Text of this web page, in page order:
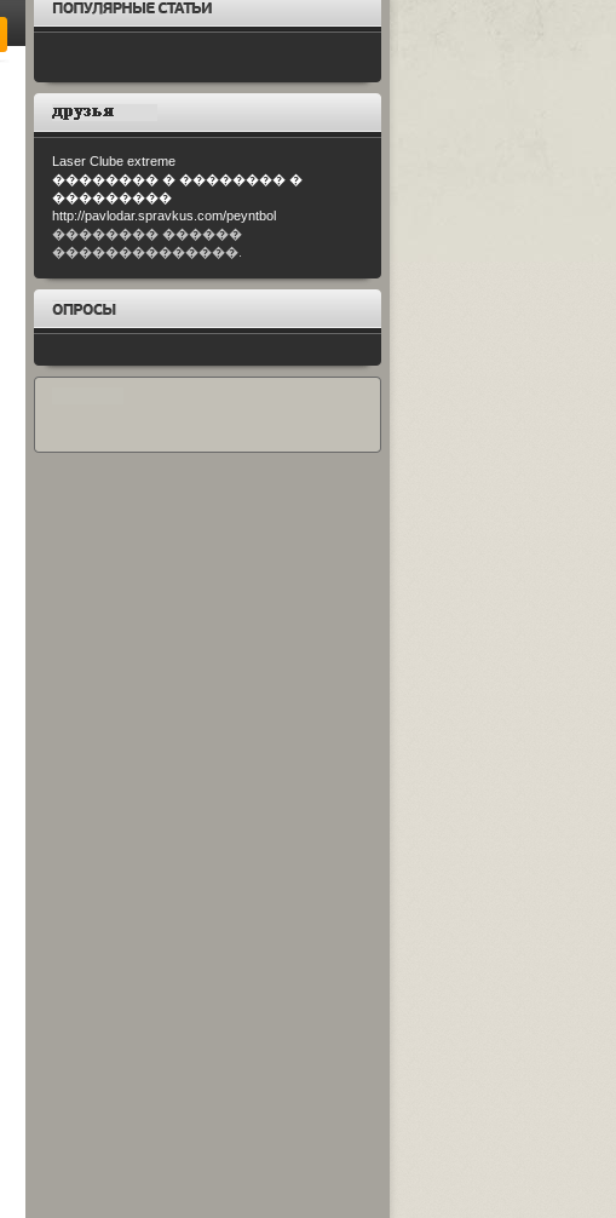
Laser Clube extreme
�������� � �������� �
���������
http://pavlodar.spravkus.com/peyntbol
�������� ������
��������������.